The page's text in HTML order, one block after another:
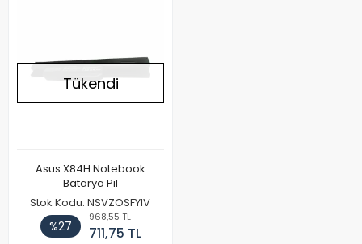
Tükendi
Asus X84H Notebook
Batarya Pil
Stok Kodu: NSVZOSFYIV
%27
968,55 TL
711,75 TL